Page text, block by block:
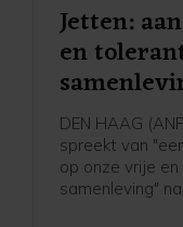
Jetten:
en
DEN HAAG
spreekt van
op onze vrije
samenleving"